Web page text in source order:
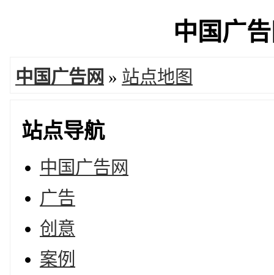
中国广
中国广告网 » 站点地图
站点导航
中国广告网
广告
创意
案例